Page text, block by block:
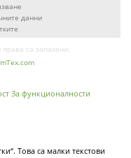
данни
права са запазени.
За функционалности
Това са малки текстови